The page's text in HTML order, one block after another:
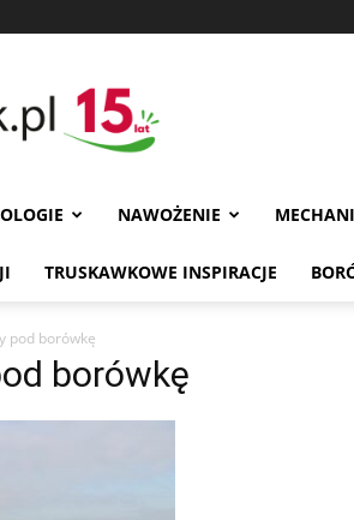
NAWOŻENIE
TRUSKAWKOWE INSPIRACJE
pod borówkę
borówkę